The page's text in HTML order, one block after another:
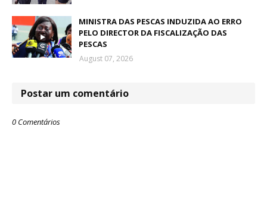
MINISTRA DAS PESCAS INDUZIDA AO ERRO
PELO DIRECTOR DA FISCALIZAÇÃO DAS
PESCAS
August 07, 2026
Postar um comentário
0 Comentários